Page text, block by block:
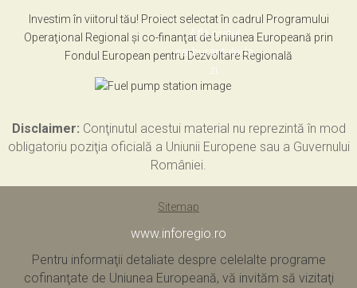
Investim în viitorul tău! Proiect selectat în cadrul Programului
Operaţional Regional şi co-finanţat de Uniunea Europeană prin
Fondul European pentru Dezvoltare Regională
Află pretul
carburantului la
zi.
Disclaimer: Conţinutul acestui material nu reprezintă în mod
obligatoriu poziţia oficială a Uniunii Europene sau a Guvernului
României.
Sitemap
www.inforegio.ro
Pentru informaţii detaliate despre celelalte programe
cofinanţate de Uniunea Europeană, vă invităm să vizitaţi